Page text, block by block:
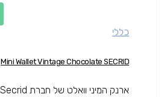
כללי
Mini Wallet Vintage Chocolate SECRID